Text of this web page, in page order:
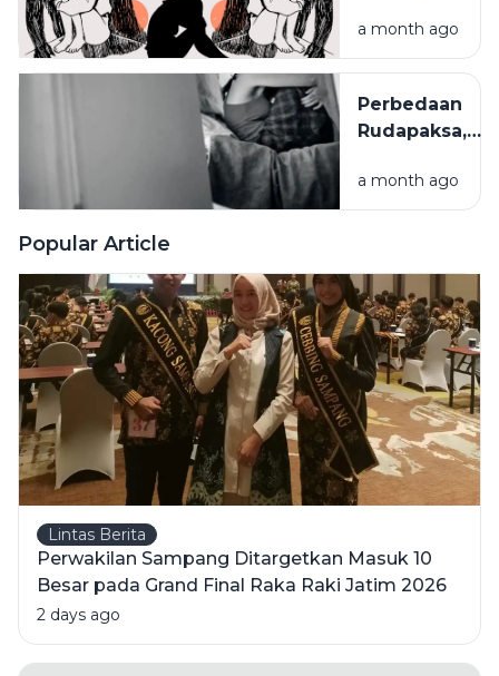
Melindungi
Anak dari
Seksual
a month ago
Perbedaan
Rudapaksa,
dan
Pencabulan
Indonesia
a month ago
Popular Article
Lintas Berita
Perwakilan Sampang Ditargetkan Masuk 10
Besar pada Grand Final Raka Raki Jatim 2026
2 days ago